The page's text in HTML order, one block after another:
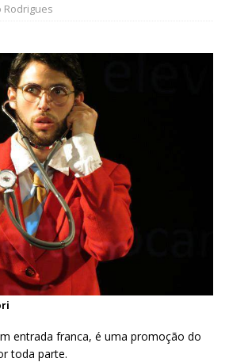
Rodrigues
entrada franca, é uma promoção do
toda parte.